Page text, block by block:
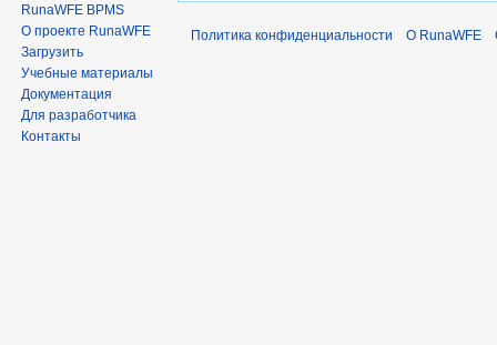
RunaWFE BPMS
О проекте RunaWFE
Загрузить
Учебные материалы
Документация
Для разработчика
Контакты
Политика конфиденциальности О RunaWFE